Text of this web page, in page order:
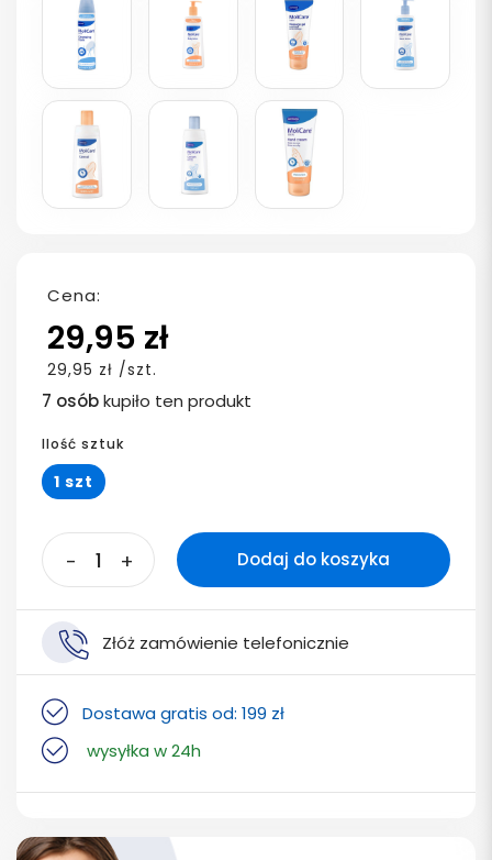
Cena:
29,95 zł
29,95 zł /szt.
7 osóbkupiło ten produkt
Ilość sztuk
1 szt
- + Dodaj do koszyka
Złóż zamówienie telefonicznie
Dostawa gratis od: 199 zł
wysyłka w 24h